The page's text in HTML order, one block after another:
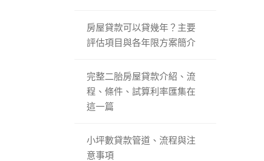
房屋貸款可以貸幾年？主要
評估項目與各年限方案簡介
完整二胎房屋貸款介紹、流
程、條件、試算利率匯集在
這一篇
小坪數貸款管道、流程與注
意事項